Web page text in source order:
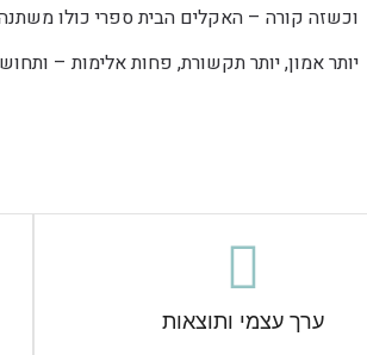
וכשזה קורה – האקלים הבית ספרי כולו
יותר אמון, יותר תקשורת, פחות אלימות –
ערך עצמי ותוצאות